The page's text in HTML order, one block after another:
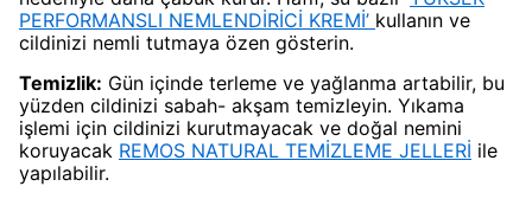
PERFORMANSLI NEMLENDİRİCİ KREMİ’ kullanın ve
cildinizi nemli tutmaya özen gösterin.
Temizlik: Gün içinde terleme ve yağlanma artabilir, bu
yüzden cildinizi sabah- akşam temizleyin. Yıkama
işlemi için cildinizi kurutmayacak ve doğal nemini
koruyacak REMOS NATURAL TEMİZLEME JELLERİ ile
yapılabilir.